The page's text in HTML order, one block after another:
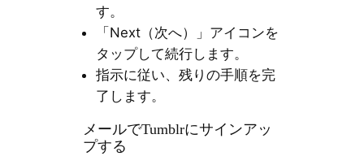
す。
「Next（次へ）」アイコンを
タップして続行します。
指示に従い、残りの手順を完
了します。
メールでTumblrにサインアッ
プする